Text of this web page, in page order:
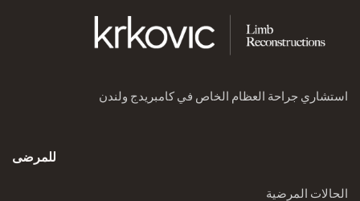
استشاري جراحة العظام الخاص في كامبريدج ولندن
للمرضى
الحالات المرضية